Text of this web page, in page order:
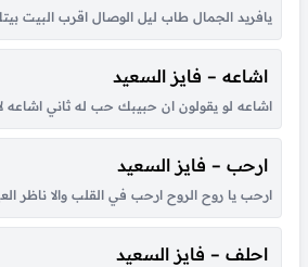
يافريد الجمال طاب ليل الوصال اقرب
اشاعه – فايز السعيد
اشاعه لو يقولون ان حبيبك حب له ثاني اشاعه
ارحب – فايز السعيد
ارحب يا روح الروح ارحب في القلب والا ناظر
احلف – فايز السعيد